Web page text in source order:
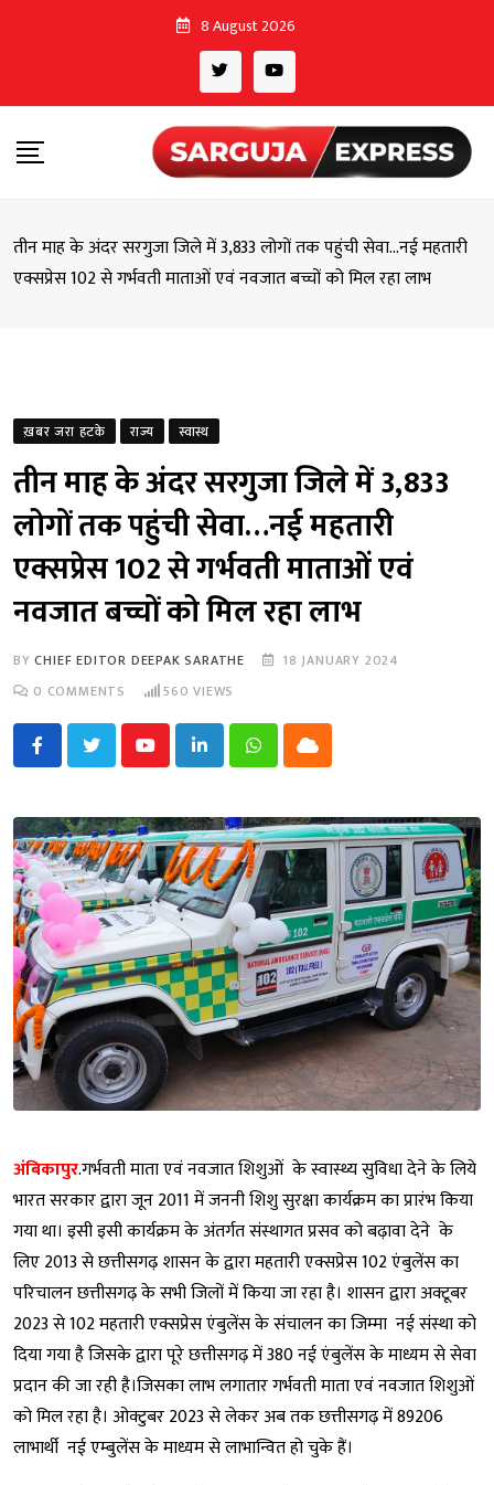
8 August 2026
तीन माह के अंदर सरगुजा जिले में 3,833 लोगों तक पहुंची सेवा…नई महतारी
एक्सप्रेस 102 से गर्भवती माताओं एवं नवजात बच्चों को मिल रहा लाभ
ख़बर जरा हटके राज्य स्वास्थ
तीन माह के अंदर सरगुजा जिले में 3,833
लोगों तक पहुंची सेवा…नई महतारी
एक्सप्रेस 102 से गर्भवती माताओं एवं
नवजात बच्चों को मिल रहा लाभ
BYCHIEF EDITOR DEEPAK SARATHE
18 JANUARY 2024
0 COMMENTS 560 VIEWS
YoutubeLinkedInWhatsappCloud
अंबिकापुर.गर्भवती माता एवं नवजात शिशुओं के स्वास्थ्य सुविधा देने के लिये
भारत सरकार द्वारा जून 2011 में जननी शिशु सुरक्षा कार्यक्रम का प्रारंभ किया
गया था। इसी इसी कार्यक्रम के अंतर्गत संस्थागत प्रसव को बढ़ावा देने के
लिए 2013 से छत्तीसगढ़ शासन के द्वारा महतारी एक्सप्रेस 102 एंबुलेंस का
परिचालन छत्तीसगढ़ के सभी जिलों में किया जा रहा है। शासन द्वारा अक्टूबर
2023 से 102 महतारी एक्सप्रेस एंबुलेंस के संचालन का जिम्मा नई संस्था को
दिया गया है जिसके द्वारा पूरे छत्तीसगढ़ में 380 नई एंबुलेंस के माध्यम से सेवा
प्रदान की जा रही है।जिसका लाभ लगातार गर्भवती माता एवं नवजात शिशुओं
को मिल रहा है। ओक्टुबर 2023 से लेकर अब तक छत्तीसगढ़ में 89206
लाभार्थी नई एम्बुलेंस के माध्यम से लाभान्वित हो चुके हैं।